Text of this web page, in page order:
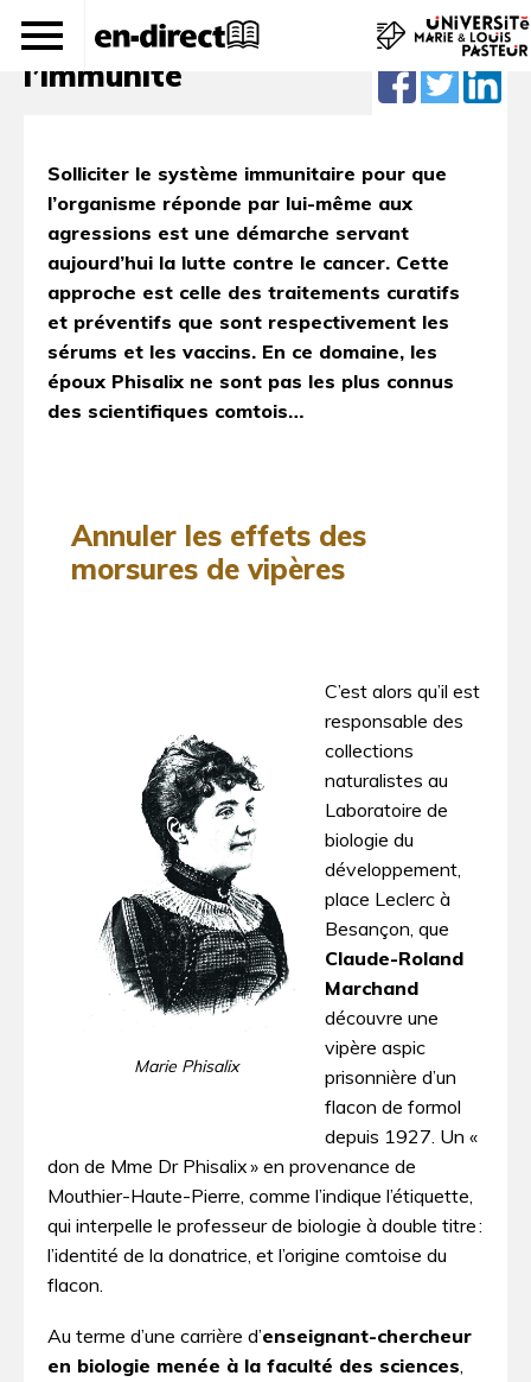
Sérums et vaccins : activer
l’immunité
Solliciter le système immunitaire pour que
l’organisme réponde par lui-même aux
agressions est une démarche servant
aujourd’hui la lutte contre le cancer. Cette
approche est celle des traitements curatifs
et préventifs que sont respectivement les
sérums et les vaccins. En ce domaine, les
époux Phisalix ne sont pas les plus connus
des scientifiques comtois…
Annuler les effets des
morsures de vipères
Marie Phisalix
C’est alors qu’il est
responsable des
collections
naturalistes au
Laboratoire de
biologie du
développement,
place Leclerc à
Besançon, que
Claude-Roland
Marchand
découvre une
vipère aspic
prisonnière d’un
flacon de formol
depuis 1927. Un «
don de Mme Dr Phisalix » en provenance de
Mouthier-Haute-Pierre, comme l’indique l’étiquette,
qui interpelle le professeur de biologie à double titre :
l’identité de la donatrice, et l’origine comtoise du
flacon.
Au terme d’une carrière d’enseignant-chercheur
en biologie menée à la faculté des sciences,